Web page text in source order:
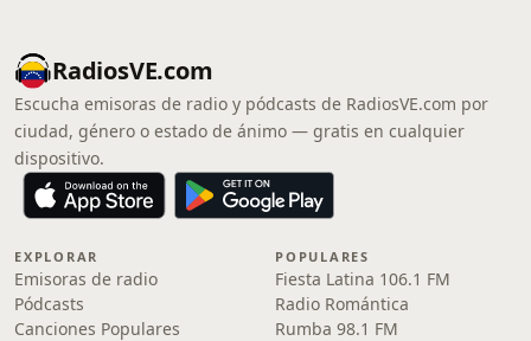
RadiosVE.com
Escucha emisoras de radio y pódcasts de RadiosVE.com por
ciudad, género o estado de ánimo — gratis en cualquier
dispositivo.
EXPLORAR
Emisoras de radio
Pódcasts
Canciones Populares
POPULARES
Fiesta Latina 106.1 FM
Radio Romántica
Rumba 98.1 FM